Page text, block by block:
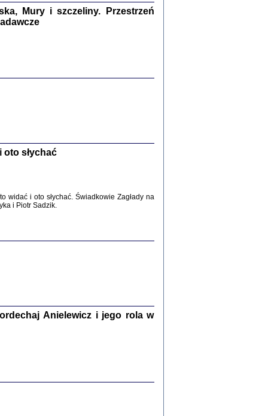
, oprac. i wstępem opatrzyłaMarta Janczewska
Studia i Materiały
Warszawa 2017
i Mirki Piżyców o życiu w getcie i okupowanej
Mury i szczeliny. Przestrzeń
oto słychać
widać i oto słychać. Świadkowie Zagłady na
i Piotr Sadzik.
Anielewicz i jego rola w